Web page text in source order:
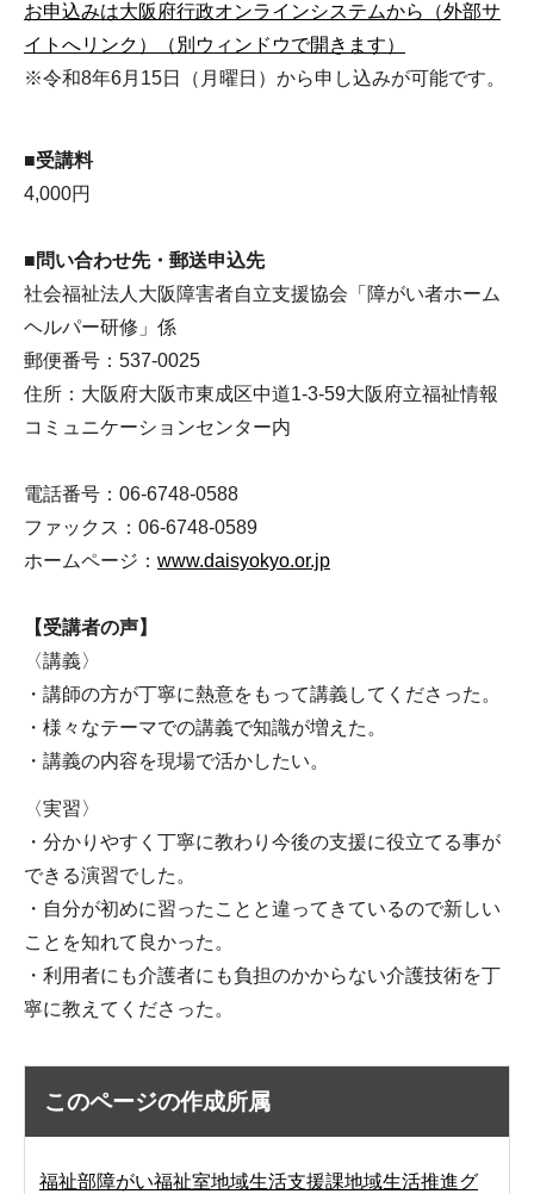
お申込みは大阪府行政オンラインシステムから（外部サ
イトへリンク）（別ウィンドウで開きます）
※令和8年6月15日（月曜日）から申し込みが可能です。
■受講料
4,000円
■問い合わせ先・郵送申込先
社会福祉法人大阪障害者自立支援協会「障がい者ホーム
ヘルパー研修」係
郵便番号：537-0025
住所：大阪府大阪市東成区中道1-3-59大阪府立福祉情報
コミュニケーションセンター内
電話番号：06-6748-0588
ファックス：06-6748-0589
ホームページ： www.daisyokyo.or.jp
【受講者の声】
〈講義〉
・講師の方が丁寧に熱意をもって講義してくださった。
・様々なテーマでの講義で知識が増えた。
・講義の内容を現場で活かしたい。
〈実習〉
・分かりやすく丁寧に教わり今後の支援に役立てる事が
できる演習でした。
・自分が初めに習ったことと違ってきているので新しい
ことを知れて良かった。
・利用者にも介護者にも負担のかからない介護技術を丁
寧に教えてくださった。
このページの作成所属
福祉部障がい福祉室地域生活支援課地域生活推進グ